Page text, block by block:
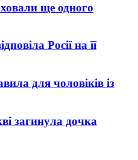
ще одного
Росії на її
для чоловіків із
загинула дочка